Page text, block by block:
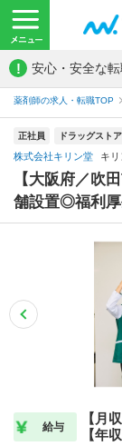
! 安心・安全な転
薬剤師の求人・転職TOP
正社員 ドラッグスト
株式会社キリン堂 キ
【大阪府／吹
舗設置◎福利厚
給与
【月
【年